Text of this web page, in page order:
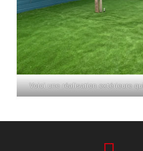
Voici une réalisation extérieure